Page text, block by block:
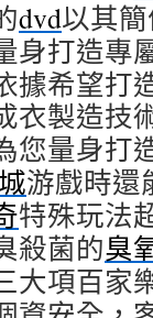
dvd以其
身打造專
據希望打
衣製造技
您量身打
游戲時還
特殊玩法
殺菌的臭
大項百家